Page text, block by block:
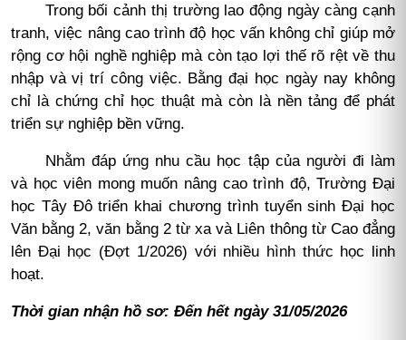
Trong bối cảnh thị trường lao động ngày càng cạnh
tranh, việc nâng cao trình độ học vấn không chỉ giúp mở
rộng cơ hội nghề nghiệp mà còn tạo lợi thế rõ rệt về thu
nhập và vị trí công việc. Bằng đại học ngày nay không
chỉ là chứng chỉ học thuật mà còn là nền tảng để phát
triển sự nghiệp bền vững.
Nhằm đáp ứng nhu cầu học tập của người đi làm
và học viên mong muốn nâng cao trình độ, Trường Đại
học Tây Đô triển khai chương trình tuyển sinh Đại học
Văn bằng 2, văn bằng 2 từ xa và Liên thông từ Cao đẳng
lên Đại học (Đợt 1/2026) với nhiều hình thức học linh
hoạt.
Thời gian nhận hồ sơ: Đến hết ngày 31/05/2026